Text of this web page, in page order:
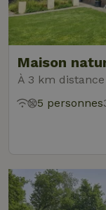
Maison
À 3 km
5 personnes